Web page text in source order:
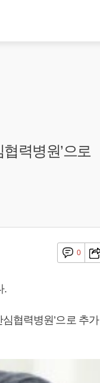
력병원’으로
0
.
협력병원’으로 추가